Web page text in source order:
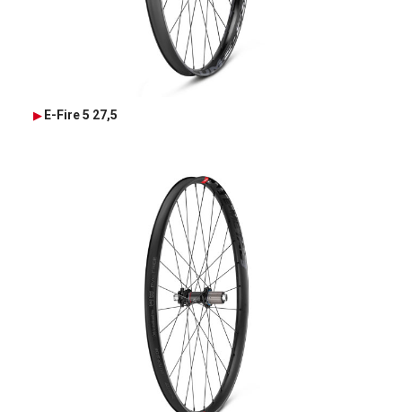
E-Fire 5 27,5